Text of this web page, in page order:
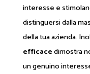
interesse e
distinguersi dalla
della tua azienda.
efficacedimostra
un genuino